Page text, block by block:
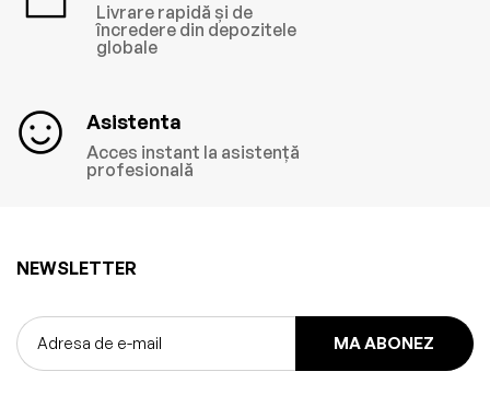
Livrare rapidă și de
încredere din depozitele
globale
Asistenta
Acces instant la asistență
profesională
NEWSLETTER
MA ABONEZ